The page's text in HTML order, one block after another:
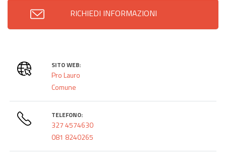
RICHIEDI INFORMAZIONI
SITO WEB:
Pro Lauro
Comune
TELEFONO:
327 4574630
081 8240265